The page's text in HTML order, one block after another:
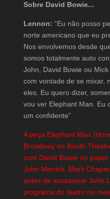
Sobre David Bowie...
Lennon: “Eu não posso
norte americano que eu
Nos envolvemos desde
somos totalmente auto
John, David Bowie ou
com vontade de se mixar,
eles. Eu quero dizer,
vou ver Elephant Man. Eu
um confidente”
A peça Elephant Man
Broadway no Booth
com David Bowie no
John Merrick. Mark
antes de assassinar John
programa do teatro no